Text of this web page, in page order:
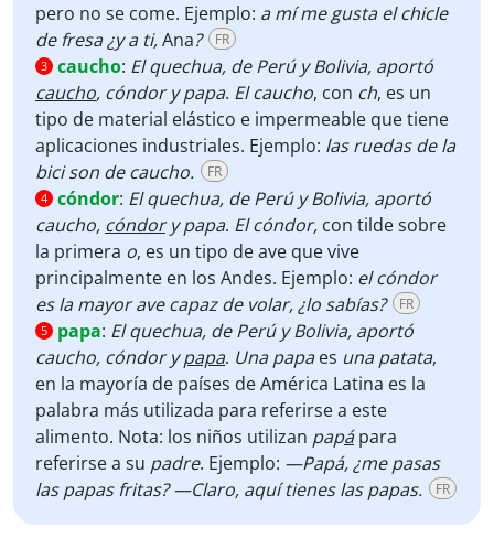
pero no se come. Ejemplo: a mí me gusta el chicle
de fresa ¿y a ti,Ana? FR
3 caucho: El quechua, de Perú y Bolivia, aportó
caucho, cóndor y papa. El caucho, con ch, es un
tipo de material elástico e impermeable que tiene
aplicaciones industriales. Ejemplo: las ruedas de la
bici son de caucho.
FR
4 cóndor: El quechua, de Perú y Bolivia, aportó
caucho, cóndory papa. El cóndor, con tilde sobre
la primera o, es un tipo de ave que vive
principalmente en los Andes. Ejemplo: el cóndor
es la mayor ave capaz de volar, ¿lo sabías?
FR
5 papa: El quechua, de Perú y Bolivia, aportó
caucho, cóndor ypapa. Una papaes una patata,
en la mayoría de países de América Latina es la
palabra más utilizada para referirse a este
alimento. Nota: los niños utilizan papápara
referirse a su padre. Ejemplo: —Papá, ¿me pasas
las papas fritas? —Claro, aquí tienes las papas.
FR